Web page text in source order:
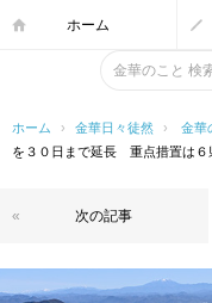
ホーム
ホーム › 金華日々徒然 › 金華
を３０日まで延長 重点措置は６
次の記事
«